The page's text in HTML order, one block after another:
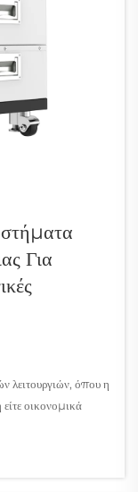
Για
λειτουργιών, όπου η
οικονομικά
έχουν καταστεί η
σταθμούς